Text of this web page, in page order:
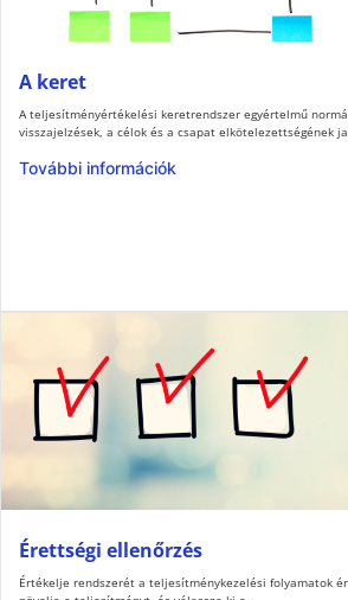
A keret
A teljesítményértékelési keretrendszer egyértelmű
visszajelzések, a célok és a csapat elkötelezettségének
További információk
Érettségi ellenőrzés
Értékelje rendszerét a teljesítménykezelési folyamatok